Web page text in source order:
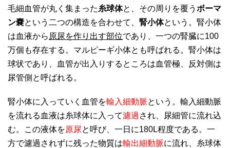
毛細血管が丸く集まった 糸球体と、その周りを覆う ボーマ
ン嚢という二つの構造を合わせて、 腎小体という。腎小体
は血液から 原尿を作り出す部位であり、一つの腎臓に100
万個も存在する。マルピーギ小体とも呼ばれる。腎小体は
球状であり、血管が出入りするところは血管極、反対側は
尿管側と呼ばれる。
腎小体に入っていく血管を輸入細動脈という。輸入細動脈
を流れる血液は糸球体に入って濾過 され、尿細管に流れ込
む。この液体を原尿 と呼び、一日に180L程度である。一
方で濾過されずに残った物質は輸出細動脈に流れ、糸球体